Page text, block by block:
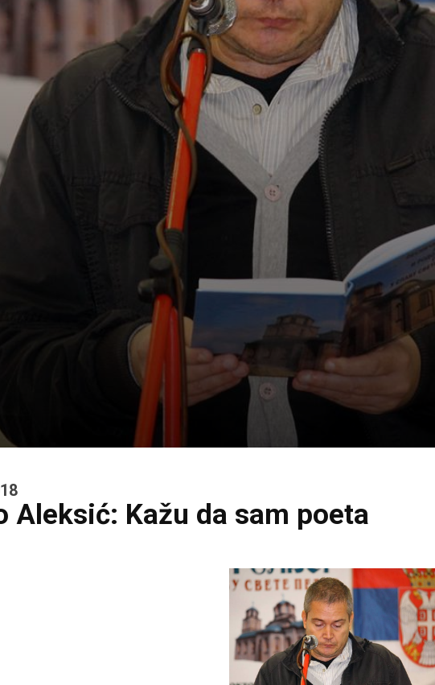
Aleksić: Kažu da sam poeta